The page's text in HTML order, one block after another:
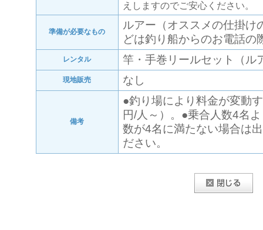
えしますのでご安心ください。
準備が必要なもの
ルアー（オススメの仕掛け
どは釣り船からのお電話の
レンタル 竿・手巻リールセット（ル
現地販売 なし
備考
●釣り場により料金が変動
円/人～）。●乗合人数4名
数が4名に満たない場合は
ださい。